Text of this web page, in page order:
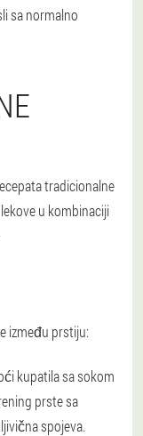
sa normalno
tradicionalne
u kombinaciji
između prstiju:
kupatila sa sokom
prste sa
spojeva.